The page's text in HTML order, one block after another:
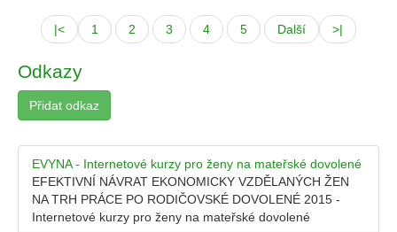
|< 1 2 3 4 5 Další >|
Odkazy
Přidat odkaz
EVYNA - Internetové kurzy pro ženy na mateřské dovolené
EFEKTIVNÍ NÁVRAT EKONOMICKY VZDĚLANÝCH ŽEN
NA TRH PRÁCE PO RODIČOVSKÉ DOVOLENÉ 2015 -
Internetové kurzy pro ženy na mateřské dovolené